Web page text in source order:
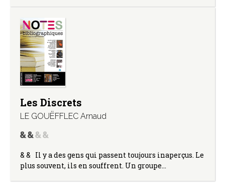
Les Discrets
LE GOUËFFLEC Arnaud
& & Il y a des gens qui passent toujours inaperçus. Le
plus souvent, ils en souffrent. Un groupe…